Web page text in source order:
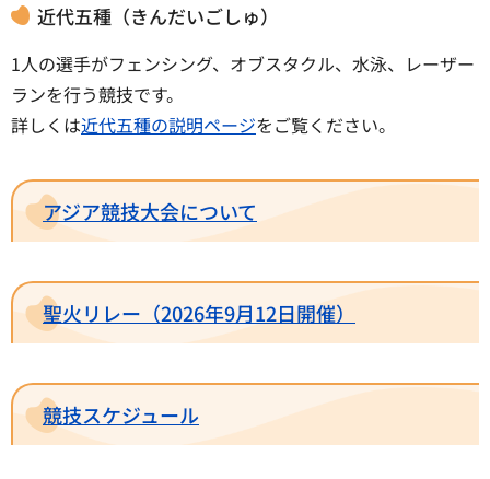
近代五種（きんだいごしゅ）
1人の選手がフェンシング、オブスタクル、水泳、レーザー
ランを行う競技です。
詳しくは近代五種の説明ページをご覧ください。
アジア競技大会について
聖火リレー（2026年9月12日開催）
競技スケジュール